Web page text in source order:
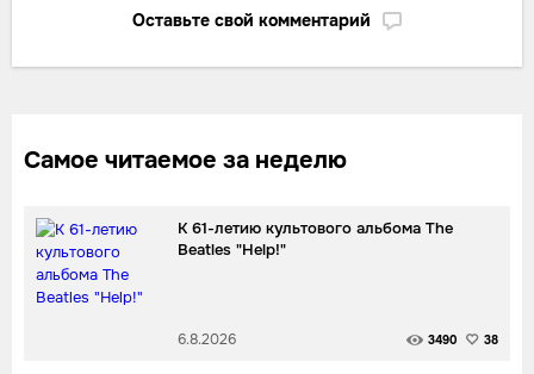
Оставьте свой комментарий
Самое читаемое за неделю
К 61-летию культового альбома The
Beatles "Help!"
6.8.2026 3490 38